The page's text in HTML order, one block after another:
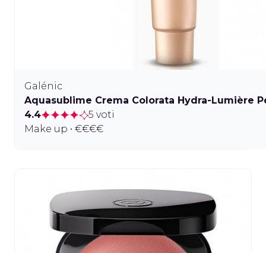
Galénic
Aquasublime Crema Colorata Hydra-Lumière
4.4
5 voti
Make up • €€€€